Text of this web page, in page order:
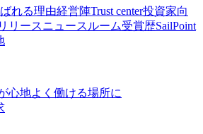
れる理由経営陣Trust center投資家向
リースニュースルーム受賞歴SailPoint
心地よく働ける場所に